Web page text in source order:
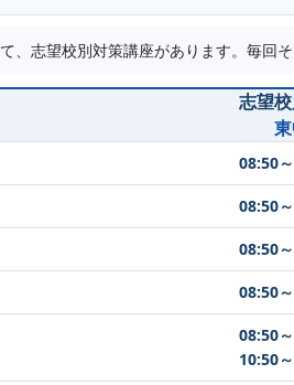
、志望校別対策講座があります。毎回
志望
08:50
08:50
08:50
08:50
08:50
10:50